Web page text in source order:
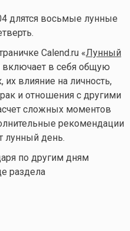
длятся восьмые лунные
Calend.ru «Лунный
включает в себя общую
их влияние на личность,
и отношения с другими
сложных моментов
рекомендации
лунный день.
по другим дням
раздела